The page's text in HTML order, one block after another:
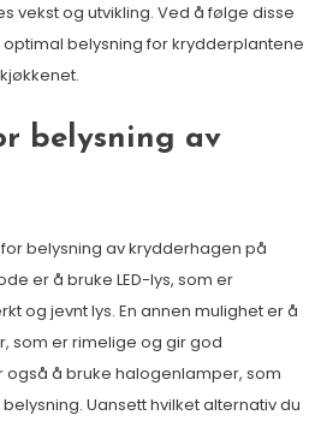
vekst og utvikling. Ved å følge disse
belysning for krydderplantene
belysning av
belysning av krydderhagen på
er å bruke LED-lys, som er
og jevnt lys. En annen mulighet er å
som er rimelige og gir god
også å bruke halogenlamper, som
Uansett hvilket alternativ du